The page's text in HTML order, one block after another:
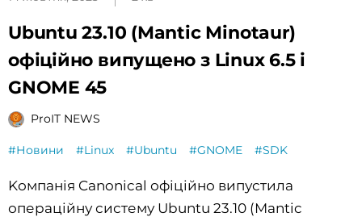
Ubuntu 23.10 (Mantic Minotaur)
офіційно випущено з Linux 6.5 і
GNOME 45
ProIT NEWS
#Новини #Linux #Ubuntu #GNOME #SDK
Kомпанія Canonical офіційно випустила
операційну систему Ubuntu 23.10 (Mantic